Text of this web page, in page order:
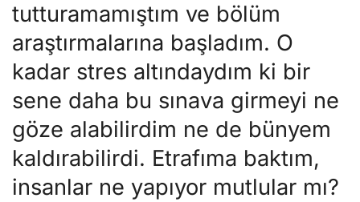
tutturamamıştım ve bölüm
araştırmalarına başladım. O
kadar stres altındaydım ki bir
sene daha bu sınava girmeyi ne
göze alabilirdim ne de bünyem
kaldırabilirdi. Etrafıma baktım,
insanlar ne yapıyor mutlular mı?